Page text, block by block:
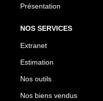
Présentation
NOS SERVICES
Extranet
Estimation
Nos outils
Nos biens vendus